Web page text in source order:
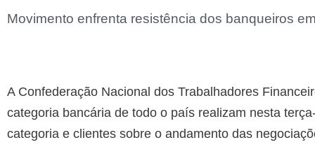
Movimento enfrenta resistência dos banqueiros
A Confederação Nacional dos Trabalhadores
categoria bancária de todo o país realizam nesta
categoria e clientes sobre o andamento das